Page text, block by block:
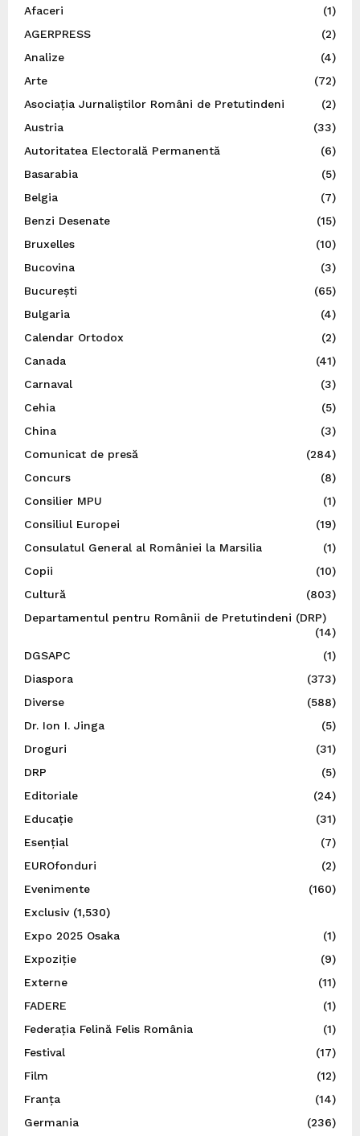
Afaceri
(1)
AGERPRESS
(2)
Analize
(4)
Arte
(72)
Asociația Jurnaliștilor Români de Pretutindeni
(2)
Austria
(33)
Autoritatea Electorală Permanentă
(6)
Basarabia
(5)
Belgia
(7)
Benzi Desenate
(15)
Bruxelles
(10)
Bucovina
(3)
București
(65)
Bulgaria
(4)
Calendar Ortodox
(2)
Canada
(41)
Carnaval
(3)
Cehia
(5)
China
(3)
Comunicat de presă
(284)
Concurs
(8)
Consilier MPU
(1)
Consiliul Europei
(19)
Consulatul General al României la Marsilia
(1)
Copii
(10)
Cultură
(803)
Departamentul pentru Românii de Pretutindeni (DRP)
(14)
DGSAPC
(1)
Diaspora
(373)
Diverse
(588)
Dr. Ion I. Jinga
(5)
Droguri
(31)
DRP
(5)
Editoriale
(24)
Educație
(31)
Esențial
(7)
EUROfonduri
(2)
Evenimente
(160)
Exclusiv(1,530)
Expo 2025 Osaka
(1)
Expoziție
(9)
Externe
(11)
FADERE
(1)
Federația Felină Felis România
(1)
Festival
(17)
Film
(12)
Franța
(14)
Germania
(236)